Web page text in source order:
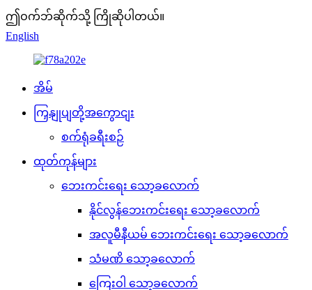
ဤဝက်ဘ်ဆိုက်သို့ ကြိုဆိုပါတယ်။
English
အိမ်
ကြှနျုပျတို့အကွောငျး
စက်ရုံခရီးစဉ်
ထုတ်ကုန်များ
ဘေးကင်းရေး သော့ခလောက်
နိုင်လွန်ဘေးကင်းရေး သော့ခလောက်
အလူမီနီယမ် ဘေးကင်းရေး သော့ခလောက်
သံမဏိ သော့ခလောက်
ကြေးဝါ သော့ခလောက်